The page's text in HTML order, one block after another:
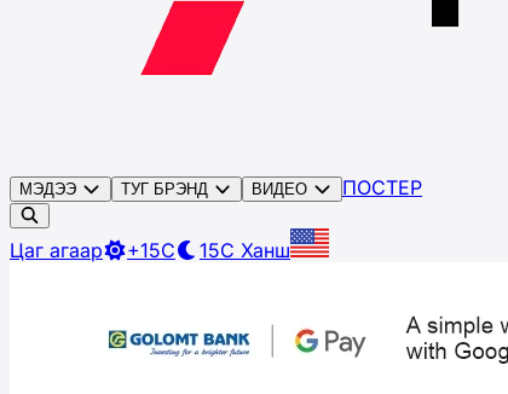
МЭДЭЭ ТУГ БРЭНД ВИДЕО ПОСТЕР
Цаг агаар +15C 15C Ханш